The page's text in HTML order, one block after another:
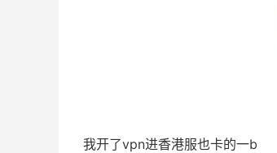
我开了vpn进香港服也卡的一b